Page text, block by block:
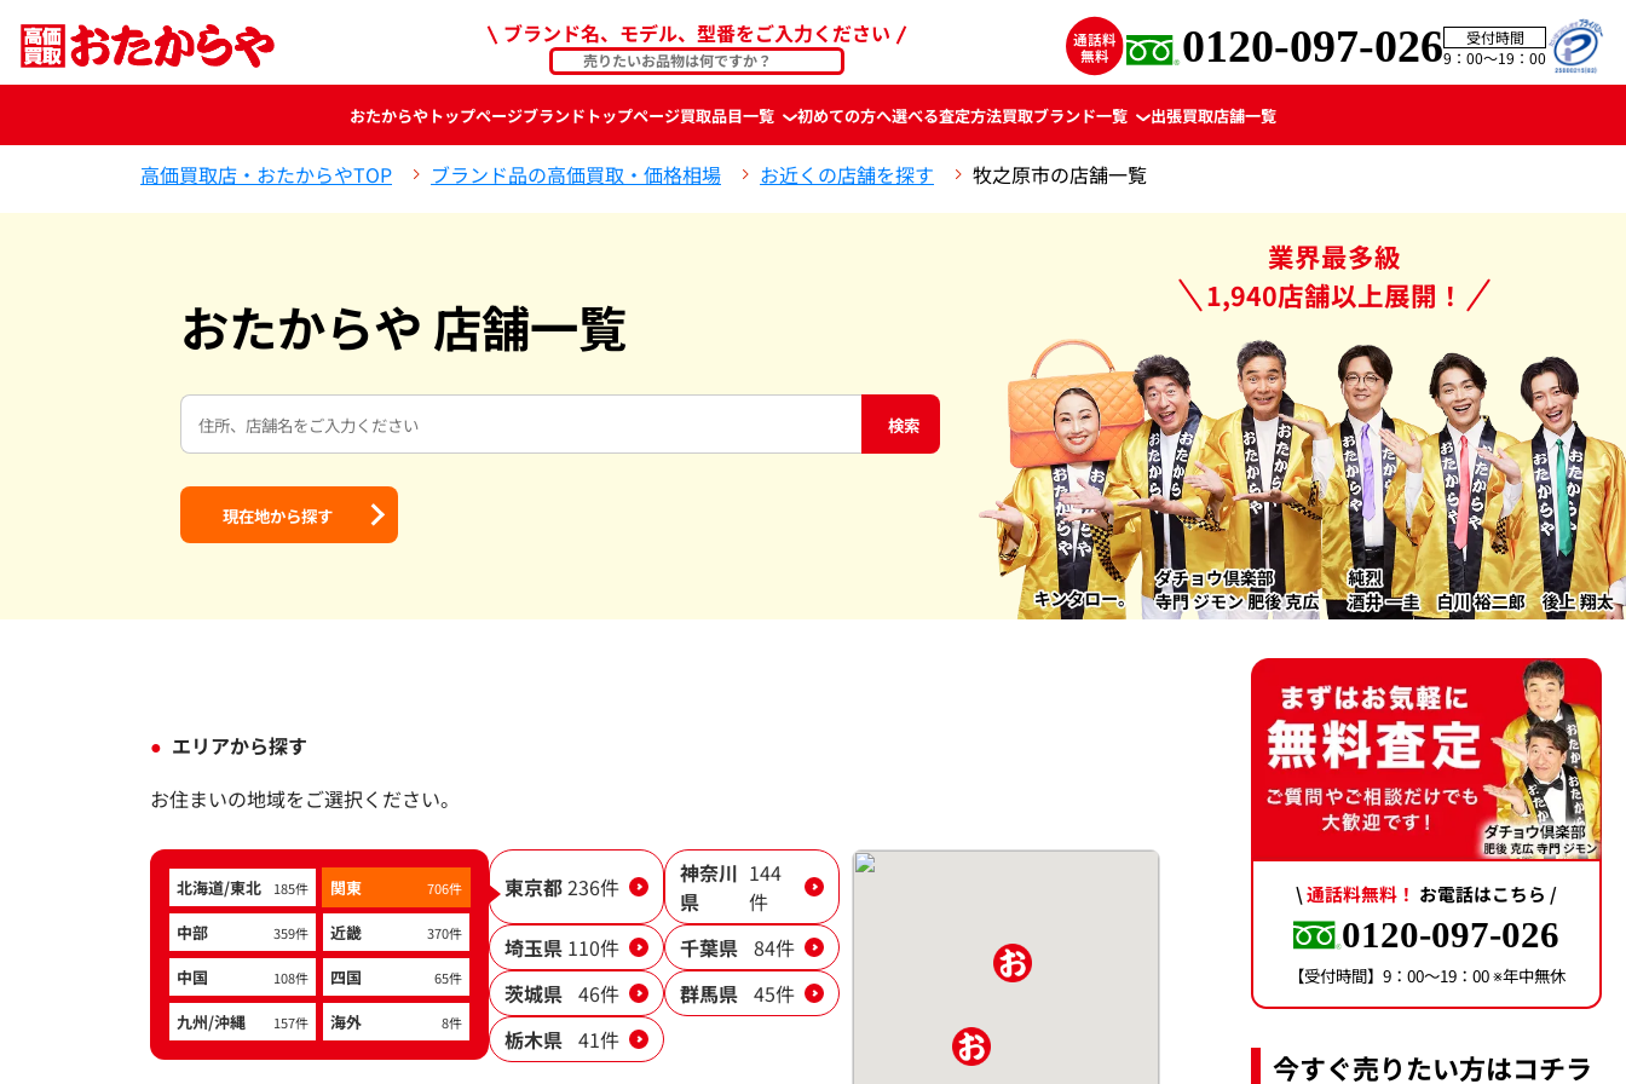
ブランド名、モデル、型番をご入力ください 0120-097-026
受付時間
9：00〜19：00
おたからやトップページブランド トップページ買取品目一覧 初めての方へ選べる査定方法買取ブランド一覧 出張買取店舗一覧
高価買取店・おたからやTOP ブランド品の高価買取・価格相場 お近くの店舗を探す 牧之原市の店舗一覧
おたからや 店舗一覧
検索
現在地から探す
業界最多級
1,940店舗以上展開！
エリアから探す
お住まいの地域をご選択ください。
北海道/東北 185件 関東 706件
中部 359件 近畿 370件
中国 108件 四国 65件
九州/沖縄 157件 海外 8件
東京都236件
神奈川
県
144
件
埼玉県 110件 千葉県 84件
茨城県 46件 群馬県 45件
栃木県 41件
\通話料無料！ お電話はこちら /
0120-097-026
【受付時間】9：00〜19：00 ※年中無休
今すぐ売りたい方はコチラ